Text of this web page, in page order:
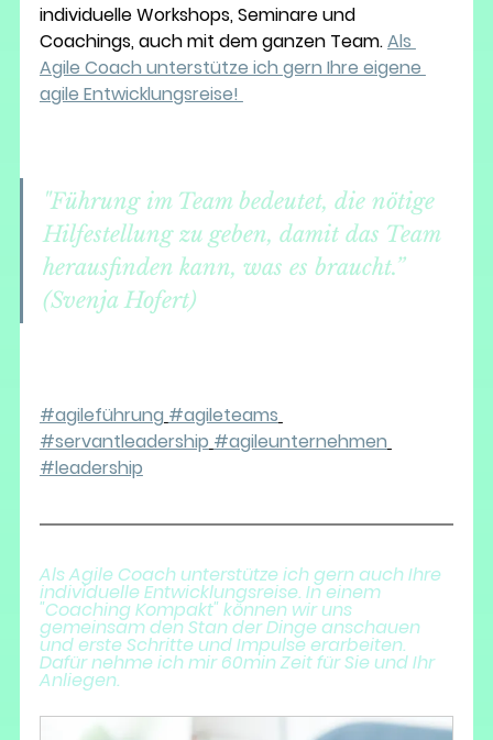
individuelle Workshops, Seminare und
Coachings, auch mit dem ganzen Team. Als
Agile Coach unterstütze ich gern Ihre eigene
agile Entwicklungsreise!
"Führung im Team bedeutet, die nötige
Hilfestellung zu geben, damit das Team
herausfinden kann, was es braucht.”
(Svenja Hofert)
#agileführung #agileteams
#servantleadership #agileunternehmen
#leadership
Als Agile Coach unterstütze ich gern auch Ihre
individuelle Entwicklungsreise. In einem
"Coaching Kompakt" können wir uns
gemeinsam den Stan der Dinge anschauen
und erste Schritte und Impulse erarbeiten.
Dafür nehme ich mir 60min Zeit für Sie und Ihr
Anliegen.